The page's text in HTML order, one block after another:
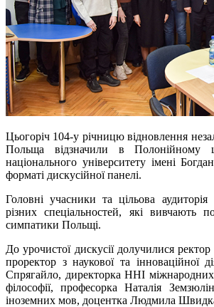
Цьогоріч 104-у річницю відновлення
Польща відзначили в Полонійному
національного університету імені
форматі дискусійної панелі.
Головні учасники та цільова
різних спеціальностей, які вивчають
симпатики Польщі.
До урочистої дискусії долучилися
проректор з наукової та інноваційної
Спрягайло, директорка ННІ міжнародних
філософії, професорка Наталія
іноземних мов, доцентка Людмила